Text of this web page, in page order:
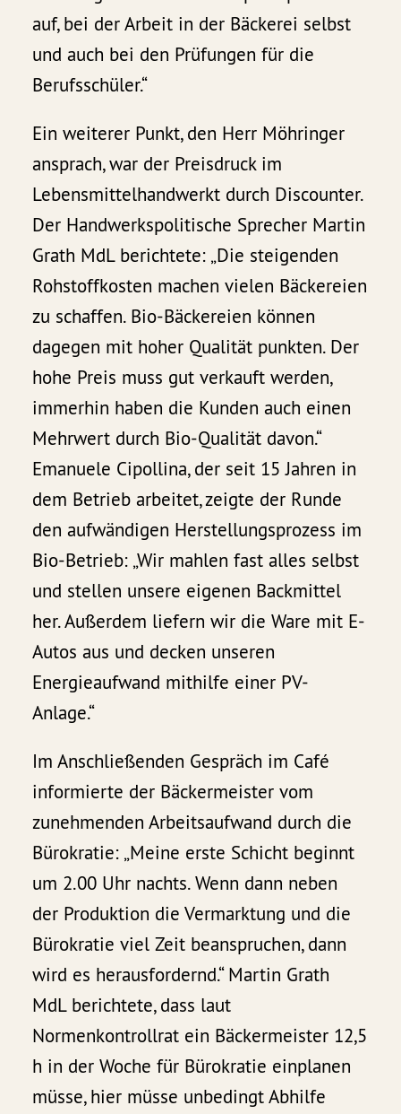
auf, bei der Arbeit in der Bäckerei selbst
und auch bei den Prüfungen für die
Berufsschüler.“
Ein weiterer Punkt, den Herr Möhringer
ansprach, war der Preisdruck im
Lebensmittelhandwerkt durch Discounter.
Der Handwerkspolitische Sprecher Martin
Grath MdL berichtete: „Die steigenden
Rohstoffkosten machen vielen Bäckereien
zu schaffen. Bio-Bäckereien können
dagegen mit hoher Qualität punkten. Der
hohe Preis muss gut verkauft werden,
immerhin haben die Kunden auch einen
Mehrwert durch Bio-Qualität davon.“
Emanuele Cipollina, der seit 15 Jahren in
dem Betrieb arbeitet, zeigte der Runde
den aufwändigen Herstellungsprozess im
Bio-Betrieb: „Wir mahlen fast alles selbst
und stellen unsere eigenen Backmittel
her. Außerdem liefern wir die Ware mit E-
Autos aus und decken unseren
Energieaufwand mithilfe einer PV-
Anlage.“
Im Anschließenden Gespräch im Café
informierte der Bäckermeister vom
zunehmenden Arbeitsaufwand durch die
Bürokratie: „Meine erste Schicht beginnt
um 2.00 Uhr nachts. Wenn dann neben
der Produktion die Vermarktung und die
Bürokratie viel Zeit beanspruchen, dann
wird es herausfordernd.“ Martin Grath
MdL berichtete, dass laut
Normenkontrollrat ein Bäckermeister 12,5
h in der Woche für Bürokratie einplanen
müsse, hier müsse unbedingt Abhilfe